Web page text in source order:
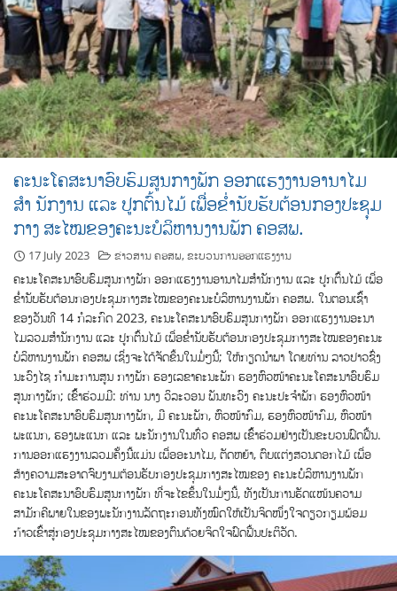
ຄະນະໂຄສະນາອົບຮົມສູນກາງພັກ ອອກແຮງງານອານາໄມ
ສໍາ ນັກງານ ແລະ ປູກຕົ້ນໄມ້ ເພື່ອຂໍ່ານັບຮັບຕ້ອນກອງປະຊຸມ
ກາງ ສະໄໝຂອງຄະນະບໍລິຫານງານພັກ ຄອສພ.
17 July 2023 ຂ່າວສານ ຄອສພ,ຂະບວນການອອກແຮງງານ
ຄະນະໂຄສະນາອົບຮົມສູນກາງພັກ ອອກແຮງງານອານາໄມສໍານັກງານ ແລະ ປູກຕົ້ນໄມ້ ເພື່ອ
ຂໍ່ານັບຮັບຕ້ອນກອງປະຊຸມກາງສະໄໝຂອງຄະນະບໍລິຫານງານພັກ ຄອສພ. ໃນຕອນເຊົ້່າ
ຂອງວັນທີ 14 ກໍລະກົດ 2023, ຄະນະໂຄສະນາອົບຮົມສູນກາງພັກ ອອກແຮງງານອະນາ
ໄມລວມສໍານັກງານ ແລະ ປູກຕົ້ນໄມ້ ເພື່ອຂໍ່ານັບຮັບຕ້ອນກອງປະຊຸມກາງສະໄໝຂອງຄະນະ
ບໍລິຫານງານພັກ ຄອສພ ເຊິ່ງຈະໄດ້ຈັດຂຶ້ນໃນມໍ່ໆນີ້; ໃຫ້ກຽດນໍາພາ ໂດຍທ່ານ ລາວປາວຊົ່ງ
ນະວົງໄຊ ກໍາມະການສູນ ກາງພັກ ຮອງເລຂາຄະນະພັກ ຮອງຫົວໜ້າຄະນະໂຄສະນາອົບຮົມ
ສູນກາງພັກ; ເຂົ້້າຮ່ວມມີ: ທ່ານ ນາງ ວິລະວອນ ພັນທະວົງ ຄະນະປະຈໍາພັກ ຮອງຫົວໜ້າ
ຄະນະໂຄສະນາອົບຮົມສູນກາງພັກ, ມີ ຄະນະພັກ, ຫົວໜ້າກົມ, ຮອງຫົວໜ້າກົມ, ຫົວໜ້າ
ພະແນກ, ຮອງພະແນກ ແລະ ພະນັກງານໃນທົ່ວ ຄອສພ ເຂົ້້າຮ່ວມຢ່າງເປັນຂະບວນຟົດຟື້ນ.
ການອອກແຮງງານລວມຄັ້ງນີ້ແມ່ນ ເພື່ອອະນາໄມ, ຕັດຫຍ້າ, ຕົບແຕ່ງສວນດອກໄມ້ ເພື່ອ
ສ້າງຄວາມສະອາດຈົບງາມຕ້ອນຮັບກອງປະຊຸມກາງສະໄໝຂອງ ຄະນະບໍລິຫານງານພັກ
ຄະນະໂຄສະນາອົບຮົມສູນກາງພັກ ທີ່ຈະໄຂຂຶ້ນໃນມໍ່ໆນີ້, ທັງເປັນການຮັດແໜ້ນຄວາມ
ສາມັກຄີພາຍໃນຂອງພະນັກງານລັດຖະກອນທັງໝົດໃຫ້ເປັນຈິດໜຶ່ງໃຈດຽວກຽມພ້ອມ
ກ້າວເຂົ້າສູ່ກອງປະຊຸມກາງສະໄໝຂອງຕົນດ້ວຍຈິດໃຈຟົດຟື້ນປະຕິວັດ.